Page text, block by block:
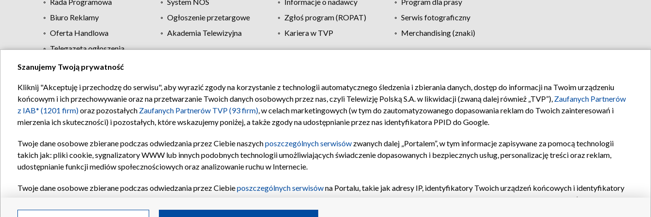
Biuro Reklamy
Ogłoszenie przetargowe Zgłoś program (ROPAT)
Serwis fotograficzny
Oferta Handlowa
Akademia Telewizyjna Kariera w TVP
Merchandising (znaki)
Telegazeta ogłoszenia
Regulamin TVP Polityka prywatności Moje zgody Pomoc Biuro reklamy Kontakt
Szanujemy Twoją prywatność
Kliknij "Akceptuję i przechodzę do serwisu", aby wyrazić zgody na korzystanie z technologii automatycznego śledzenia i zbierania danych, dostęp do informacji na Twoim urządzeniu
końcowym i ich przechowywanie oraz na przetwarzanie Twoich danych osobowych przez nas, czyli Telewizję Polską S.A. w likwidacji (zwaną dalej również „TVP”), Zaufanych Partnerów
z IAB* (1201 firm)oraz pozostałych Zaufanych Partnerów TVP (93 firm), w celach marketingowych (w tym do zautomatyzowanego dopasowania reklam do Twoich zainteresowań i
mierzenia ich skuteczności) i pozostałych, które wskazujemy poniżej, a także zgody na udostępnianie przez nas identyfikatora PPID do Google.
Twoje dane osobowe zbierane podczas odwiedzania przez Ciebie naszychposzczególnych serwisów zwanych dalej „Portalem”, w tym informacje zapisywane za pomocą technologii
takich jak: pliki cookie, sygnalizatory WWW lub innych podobnych technologii umożliwiających świadczenie dopasowanych i bezpiecznych usług, personalizację treści oraz reklam,
udostępnianie funkcji mediów społecznościowych oraz analizowanie ruchu w Internecie.
Twoje dane osobowe zbierane podczas odwiedzania przez Ciebieposzczególnych serwisówna Portalu, takie jak adresy IP, identyfikatory Twoich urządzeń końcowych i identyfikatory
oraz pozostałych
Partnerów TVPdla realizacji następujących celów i funkcji: przechowywania informacji na urządzeniu lub dostęp do nich, wyboru podstawowych reklam, wyboru spersonalizowanych